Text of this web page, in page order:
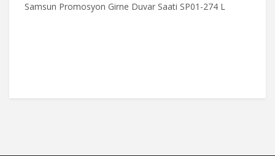
Samsun Promosyon Girne Duvar Saati SP01-274 L